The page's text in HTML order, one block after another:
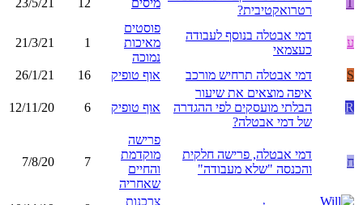
T
רטרואקטיבית?
מיסים 12
23/5/21
ע
דמי אבטלה בנוסף לעבודה
כעצמאי
פוסטים
מאיכות
נמוכה
1
21/3/21
S דמי אבטלה תרחיש מורכב אוף טופיק 16
26/1/21
R
איפה מוצאים את שיעור
הבלתי מועסקים לפי ההגדרה
של דמי אבטלה?
אוף טופיק 6
12/11/20
ח
דמי אבטלה, פרישה חלקית
והכנסה "שלא מעבודה"
פרישה
מוקדמת
והחיים
שאחריה
7
7/8/20
צרכנות